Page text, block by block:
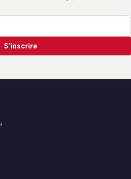
S'inscrire